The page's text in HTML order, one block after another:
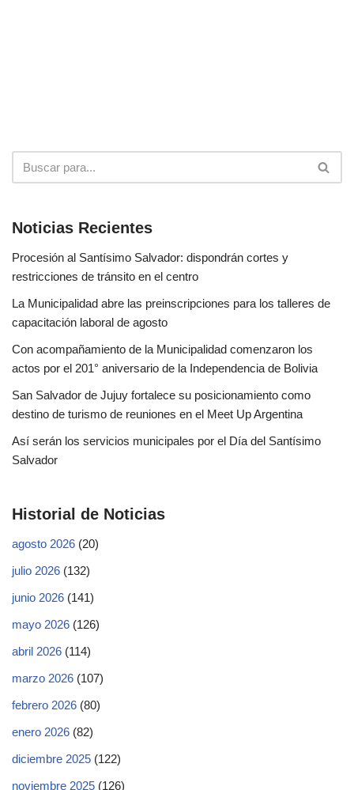
Noticias Recientes
Procesión al Santísimo Salvador: dispondrán cortes y
restricciones de tránsito en el centro
La Municipalidad abre las preinscripciones para los talleres de
capacitación laboral de agosto
Con acompañamiento de la Municipalidad comenzaron los
actos por el 201° aniversario de la Independencia de Bolivia
San Salvador de Jujuy fortalece su posicionamiento como
destino de turismo de reuniones en el Meet Up Argentina
Así serán los servicios municipales por el Día del Santísimo
Salvador
Historial de Noticias
agosto 2026 (20)
julio 2026 (132)
junio 2026 (141)
mayo 2026 (126)
abril 2026 (114)
marzo 2026 (107)
febrero 2026 (80)
enero 2026 (82)
diciembre 2025 (122)
noviembre 2025 (126)